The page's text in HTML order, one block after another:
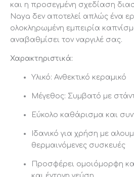
και η προσεγμένη σχεδίαση
Naya δεν αποτελεί απλώς ένα
ολοκληρωμένη εμπειρία
αναβαθμίσει τον ναργιλέ σας.
Χαρακτηριστικά:
Υλικό: Ανθεκτικό κεραμικό
Μέγεθος: Συμβατό με
Εύκολο καθάρισμα και
Ιδανικό για χρήση με
θερμαινόμενες συσκευές
Προσφέρει ομοιόμορφη